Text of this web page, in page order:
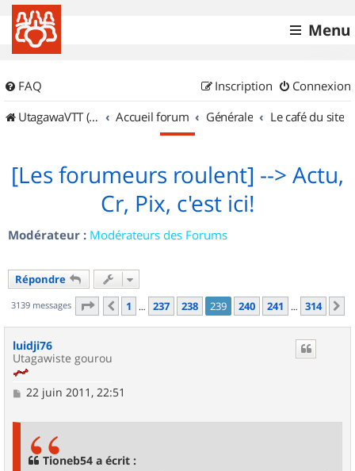
Menu
FAQ Connexion
Inscription
UtagawaVTT (Randos VTT et VTTAE avec traces GPS)
Accueil forum Générale Le café du site
[Les forumeurs roulent] --> Actu,
Cr, Pix, c'est ici!
Modérateur : Modérateurs des Forums
Répondre
3139 messages Page 239 sur314
Précédent
1 … 237 238 239 240 241 … 314
luidji76
Utagawiste gourou
M
22 juin 2011, 22:51
Tioneb54 a écrit :